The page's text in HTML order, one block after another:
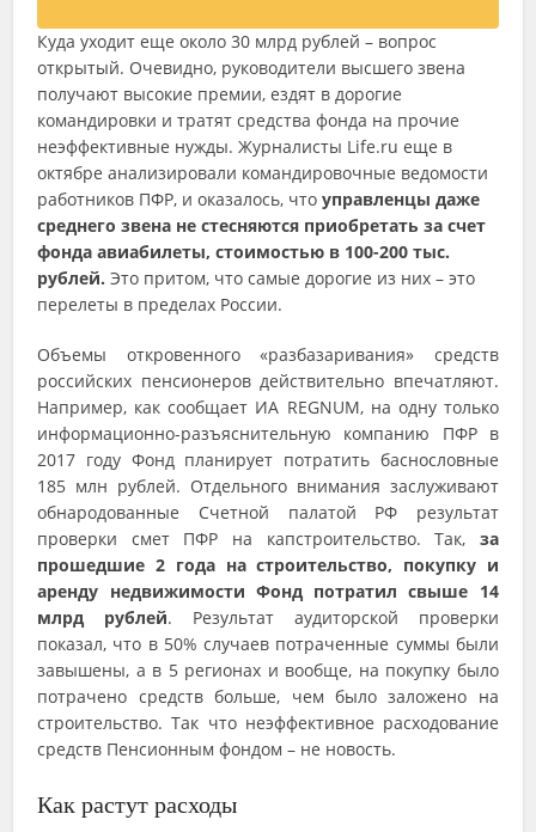
Куда уходит еще около 30 млрд рублей – вопрос
открытый. Очевидно, руководители высшего звена
получают высокие премии, ездят в дорогие
командировки и тратят средства фонда на прочие
неэффективные нужды. Журналисты Life.ru еще в
октябре анализировали командировочные ведомости
работников ПФР, и оказалось, чтоуправленцы даже
среднего звена не стесняются приобретать за счет
фонда авиабилеты, стоимостью в 100-200 тыс.
рублей. Это притом, что самые дорогие из них – это
перелеты в пределах России.
Объемы откровенного «разбазаривания» средств
российских пенсионеров действительно впечатляют.
Например, как сообщает ИА REGNUM, на одну только
информационно-разъяснительную компанию ПФР в
2017 году Фонд планирует потратить баснословные
185 млн рублей. Отдельного внимания заслуживают
обнародованные Счетной палатой РФ результат
проверки смет ПФР на капстроительство. Так, за
прошедшие 2 года на строительство, покупку и
аренду недвижимости Фонд потратил свыше 14
млрд рублей. Результат аудиторской проверки
показал, что в 50% случаев потраченные суммы были
завышены, а в 5 регионах и вообще, на покупку было
потрачено средств больше, чем было заложено на
строительство. Так что неэффективное расходование
средств Пенсионным фондом – не новость.
Как растут расходы